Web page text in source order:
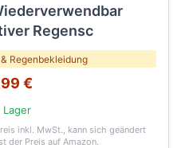
Regensc
Regenbekleidung
€
Lager
inkl. MwSt., kann sich geändert
der Preis auf Amazon.